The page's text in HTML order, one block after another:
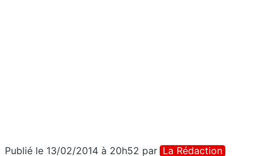
Publié le 13/02/2014 à 20h52 par La Rédaction